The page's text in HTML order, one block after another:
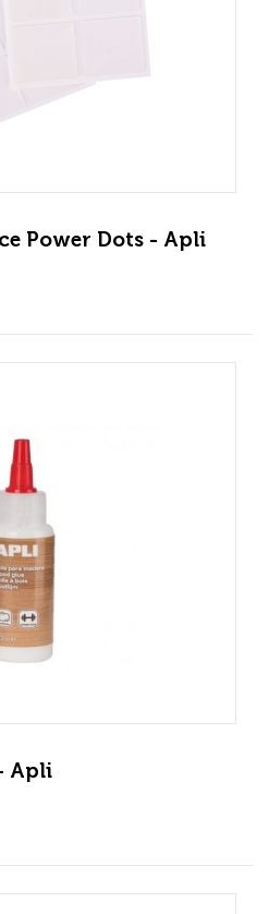
Power Dots - Apli
Apli